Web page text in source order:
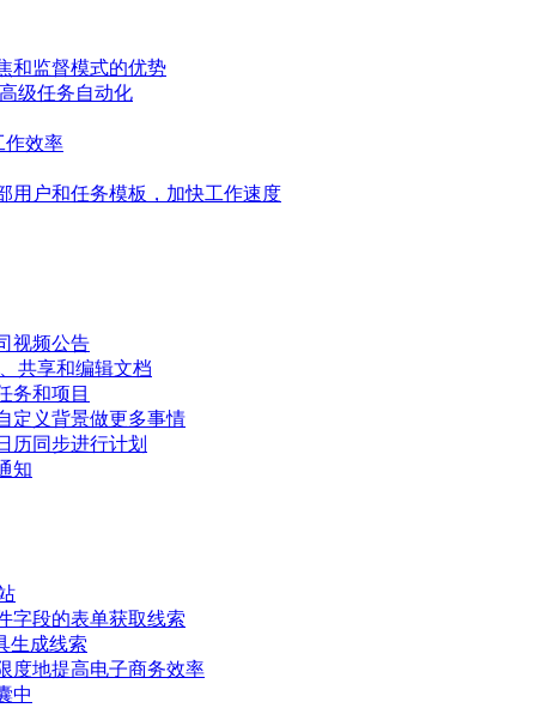
和监督模式的优势
级任务自动化
作效率
用户和任务模板，加快工作速度
视频公告
共享和编辑文档
务和项目
定义背景做更多事情
历同步进行计划
知
字段的表单获取线索
生成线索
度地提高电子商务效率
中